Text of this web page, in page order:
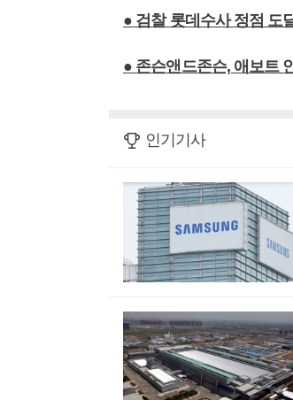
● 검찰 롯데수사 정점 도
● 존슨앤드존슨, 애보트
인기기사